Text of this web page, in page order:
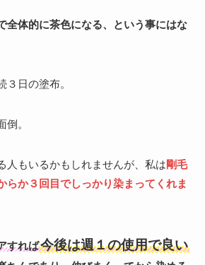
全体的に茶色になる、という事にはな
３日の塗布。
倒。
人もいるかもしれませんが、私は剛毛
らか３回目でしっかり染まってくれま
すれば今後は週１の使用で良い